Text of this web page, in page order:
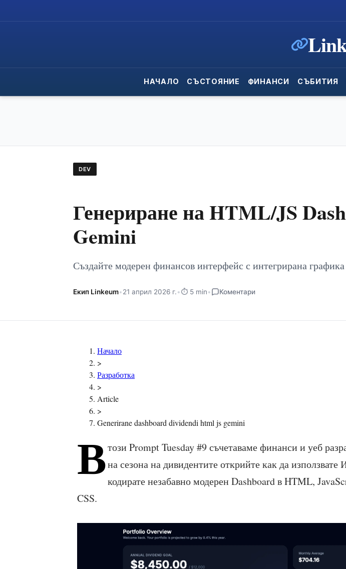
НАЧАЛО СЪСТОЯНИЕ ФИНАНСИ СЪБИТИЯ
DEV
Генериране на HTML/JS
Gemini
Създайте модерен финансов интерфейс с интегрирана
Екип Linkeum•21 април 2026 г.•⏱️ 5 min• Коментари
Начало
>
Разработка
>
Article
>
Generirane dashboard dividendi html js gemini
Втози Prompt Tuesday #9 съчетаваме финанси и уеб
на сезона на дивидентите открийте как да
кодирате незабавно модерен Dashboard в HTML,
CSS.